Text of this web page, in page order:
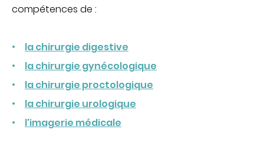
SOINS VITAUX
Réanimation
Urgences
PLATEAU TECHNIQUE
compétences de :
la chirurgie digestive
la chirurgie gynécologique
la chirurgie proctologique
la chirurgie urologique
l'imagerie médicale